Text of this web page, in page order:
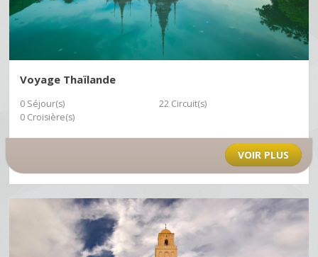
Voyage Thaïlande
0 Séjour(s)
22 Circuit(s)
0 Croisière(s)
VOIR PLUS